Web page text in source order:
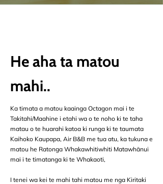
He aha ta matou
mahi..
Ka timata a matou kaainga Octagon mai i te
Takitahi/Maahine i etahi wa o te noho ki te taha
matau o te huarahi katoa ki runga ki te taumata
Kaihoko Kaupapa, Air B&B me tua atu, ka tukuna e
matou he Ratonga Whakawhitiwhiti Matawhānui
mai i te timatanga ki te Whakaoti,
I tenei wa kei te mahi tahi matou me nga Kiritaki